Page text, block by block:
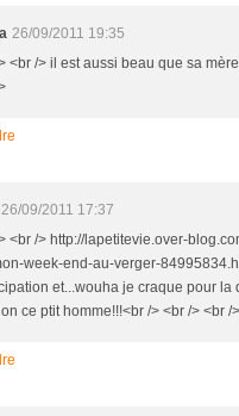
26/09/2011 19:35
<br /> il est aussi beau que sa
26/09/2011 17:37
<br /> http://lapetitevie.over-
week-end-au-verger-
et...wouha je craque pour la
ce ptit homme!!!<br /> <br /> <br /